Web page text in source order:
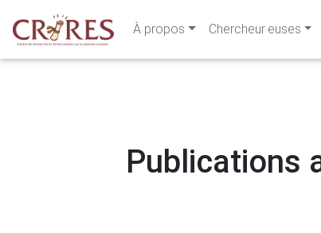
À propos Chercheur·euses
Publications